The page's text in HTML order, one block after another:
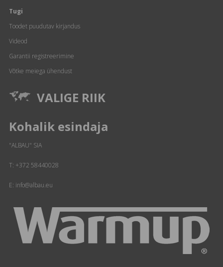
Tugi
Toodet puudutav kirjandus
Videod
Garantii registreerimine
Võtke meiega ühendust
VALIGE RIIK
Kohalik esindaja
"ALBAU" SIA
T: +372 58440028
E: info@albau.eu